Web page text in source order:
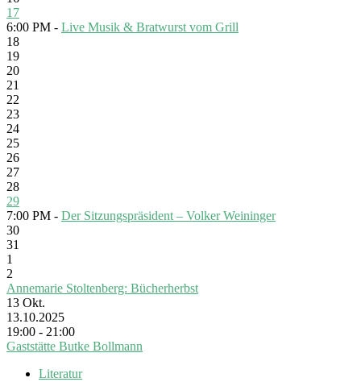
17
6:00 PM - Live Musik & Bratwurst vom Grill
18
19
20
21
22
23
24
25
26
27
28
29
7:00 PM - Der Sitzungspräsident – Volker Weininger
30
31
1
2
Annemarie Stoltenberg: Bücherherbst
13 Okt.
13.10.2025
19:00 - 21:00
Gaststätte Butke Bollmann
Literatur